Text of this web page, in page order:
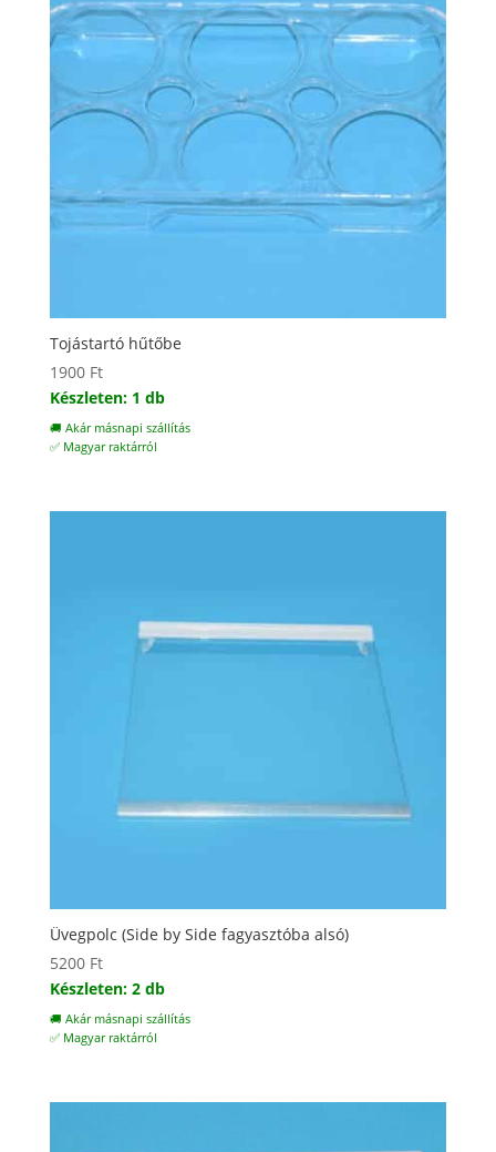
Tojástartó hűtőbe
1900 Ft
Készleten: 1 db
🚚 Akár másnapi szállítás
✅ Magyar raktárról
Üvegpolc (Side by Side fagyasztóba alsó)
5200 Ft
Készleten: 2 db
🚚 Akár másnapi szállítás
✅ Magyar raktárról